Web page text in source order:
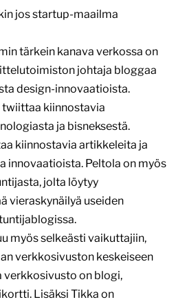
jos startup-maailma
tärkein kanava verkossa on
johtaja bloggaa
design-innovaatioista.
kiinnostavia
ja bisneksestä.
kiinnostavia artikkeleita ja
innovaatioista. Peltola on myös
jolta löytyy
vieraskynäilyä useiden
myös selkeästi vaikuttajiin,
verkkosivuston keskeiseen
verkkosivusto on blogi,
Lisäksi Tikka on